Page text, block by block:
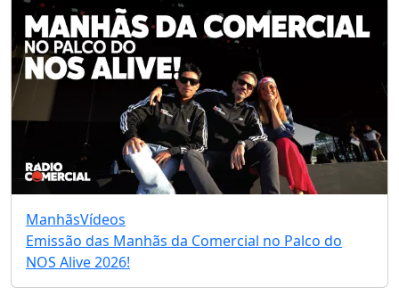
ManhãsVídeos
Emissão das Manhãs da Comercial no Palco do
NOS Alive 2026!